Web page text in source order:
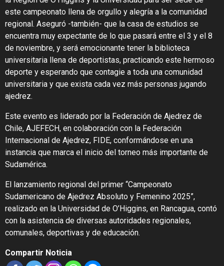
este campeonato llena de orgullo y alegría a la comunidad
regional. Aseguró -también- que la casa de estudios se
encuentra muy expectante de lo que pasará entre el 3 y el 8
de noviembre, y será emocionante tener la biblioteca
universitaria llena de deportistas, practicando este hermoso
deporte y esperando que contagie a toda una comunidad
universitaria y que exista cada vez más personas jugando
ajedrez.
Este evento es liderado por la Federación de Ajedrez de
Chile, AJEFECH, en colaboración con la Federación
Internacional de Ajedrez, FIDE, conformándose en una
instancia que marca el inicio del torneo más importante de
Sudamérica.
El lanzamiento regional del primer “Campeonato
Sudamericano de Ajedrez Absoluto y Femenino 2025”,
realizado en la Universidad de O’Higgins, en Rancagua, contó
con la asistencia de diversas autoridades regionales,
comunales, deportivas y de educación.
Compartir Noticia